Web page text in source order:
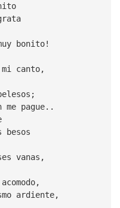
bonito!
mi canto,
me pague..
vanas,
ardiente,